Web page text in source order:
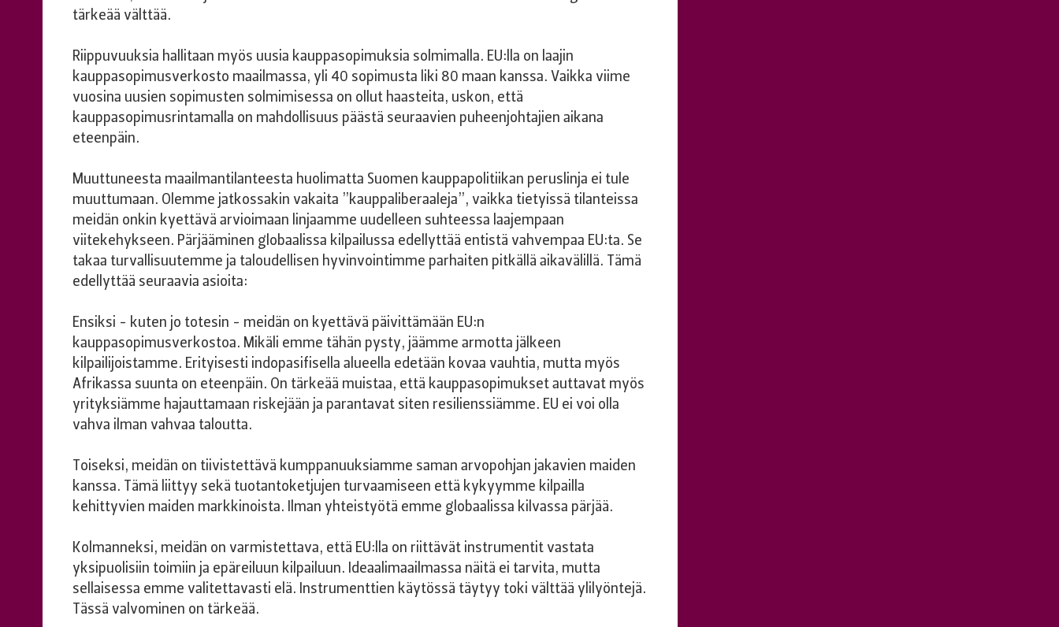
tärkeää välttää.
Riippuvuuksia hallitaan myös uusia kauppasopimuksia solmimalla. EU:lla on laajin
kauppasopimusverkosto maailmassa, yli 40 sopimusta liki 80 maan kanssa. Vaikka viime
vuosina uusien sopimusten solmimisessa on ollut haasteita, uskon, että
kauppasopimusrintamalla on mahdollisuus päästä seuraavien puheenjohtajien aikana
eteenpäin.
Muuttuneesta maailmantilanteesta huolimatta Suomen kauppapolitiikan peruslinja ei tule
muuttumaan. Olemme jatkossakin vakaita ”kauppaliberaaleja”, vaikka tietyissä tilanteissa
meidän onkin kyettävä arvioimaan linjaamme uudelleen suhteessa laajempaan
viitekehykseen. Pärjääminen globaalissa kilpailussa edellyttää entistä vahvempaa EU:ta. Se
takaa turvallisuutemme ja taloudellisen hyvinvointimme parhaiten pitkällä aikavälillä. Tämä
edellyttää seuraavia asioita:
Ensiksi - kuten jo totesin - meidän on kyettävä päivittämään EU:n
kauppasopimusverkostoa. Mikäli emme tähän pysty, jäämme armotta jälkeen
kilpailijoistamme. Erityisesti indopasifisella alueella edetään kovaa vauhtia, mutta myös
Afrikassa suunta on eteenpäin. On tärkeää muistaa, että kauppasopimukset auttavat myös
yrityksiämme hajauttamaan riskejään ja parantavat siten resilienssiämme. EU ei voi olla
vahva ilman vahvaa taloutta.
Toiseksi, meidän on tiivistettävä kumppanuuksiamme saman arvopohjan jakavien maiden
kanssa. Tämä liittyy sekä tuotantoketjujen turvaamiseen että kykyymme kilpailla
kehittyvien maiden markkinoista. Ilman yhteistyötä emme globaalissa kilvassa pärjää.
Kolmanneksi, meidän on varmistettava, että EU:lla on riittävät instrumentit vastata
yksipuolisiin toimiin ja epäreiluun kilpailuun. Ideaalimaailmassa näitä ei tarvita, mutta
sellaisessa emme valitettavasti elä. Instrumenttien käytössä täytyy toki välttää ylilyöntejä.
Tässä valvominen on tärkeää.